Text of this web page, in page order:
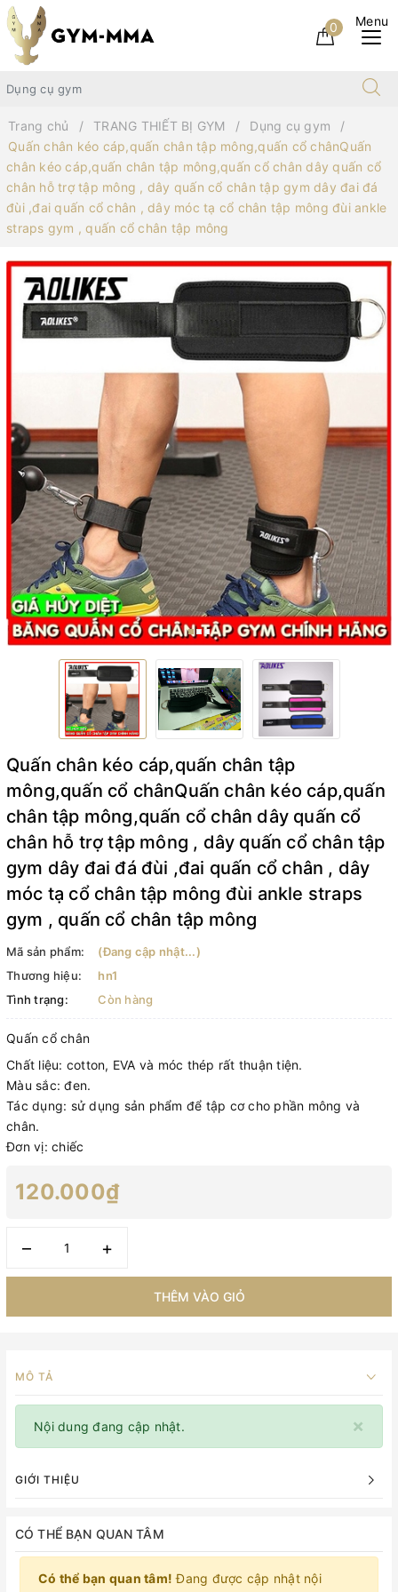
0
Trang chủ TRANG THIẾT BỊ GYM
Dụng cụ gym
Quấn chân kéo cáp,quấn chân tập mông,quấn cổ chânQuấn
chân kéo cáp,quấn chân tập mông,quấn cổ chân dây quấn cổ
chân hỗ trợ tập mông , dây quấn cổ chân tập gym dây đai đá
đùi ,đai quấn cổ chân , dây móc tạ cổ chân tập mông đùi ankle
straps gym , quấn cổ chân tập mông
Quấn chân kéo cáp,quấn chân tập
mông,quấn cổ chânQuấn chân kéo cáp,quấn
chân tập mông,quấn cổ chân dây quấn cổ
chân hỗ trợ tập mông , dây quấn cổ chân tập
gym dây đai đá đùi ,đai quấn cổ chân , dây
móc tạ cổ chân tập mông đùi ankle straps
gym , quấn cổ chân tập mông
Mã sản phẩm:
(Đang cập nhật...)
Thương hiệu:
hn1
Tình trạng:
Còn hàng
Quấn cổ chân
Chất liệu: cotton, EVA và móc thép rất thuận tiện.
Màu sắc: đen.
Tác dụng: sử dụng sản phẩm để tập cơ cho phần mông và
chân.
Đơn vị: chiếc
120.000₫
– +
THÊM VÀO GIỎ
MÔ TẢ
×
Nội dung đang cập nhật.
GIỚI THIỆU
CÓ THỂ BẠN QUAN TÂM
Có thể bạn quan tâm! Đang được cập nhật nội